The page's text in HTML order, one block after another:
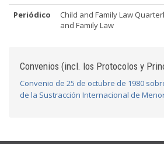
Periódico
Child and Family Law
and Family Law
Convenios (incl. los Protocolos y
Convenio de 25 de octubre de 1980
de la Sustracción Internacional de